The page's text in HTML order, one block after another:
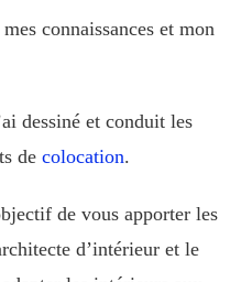
connaissances et mon
dessiné et conduit les
de colocation.
de vous apporter les
d’intérieur et le